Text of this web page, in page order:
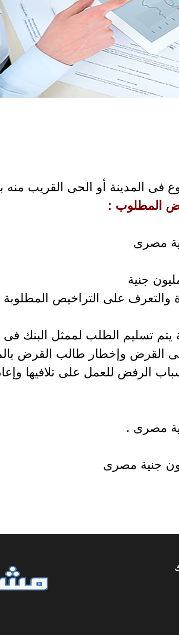
فى المدينة أو الحى القريب منه
المطلوب :
والتعرف على التراخيص
تسليم الطلب لممثل البنك فى
القرض وإخطار طالب القرض
الرفض للعمل على تلافيها